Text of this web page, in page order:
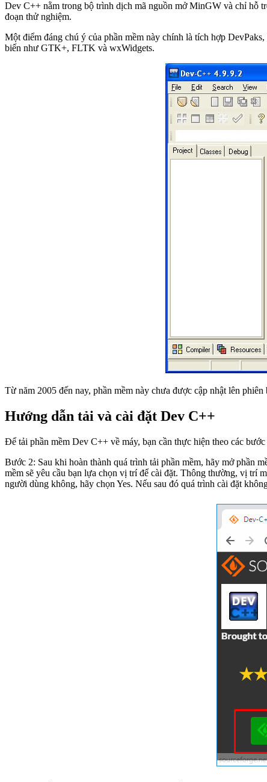
Dev C++ nằm trong bộ trình dịch mã nguồn mở MinGW và chỉ hỗ
đoạn thử nghiệm.
Một điểm đáng chú ý của phần mềm này chính là tích hợp
biến như GTK+, FLTK và wxWidgets.
Từ năm 2005 đến nay, phần mềm này chưa được cập nhật lên
Hướng dẫn tải và cài đặt Dev C++
Để tải phần mềm Dev C++ về máy, bạn cần thực hiện theo các bước
Bước 2: Sau khi hoàn thành quá trình tải phần mềm, hãy mở phần
mềm sẽ yêu cầu bạn lựa chọn vị trí để cài đặt. Thông thường, vị trí
người dùng không, hãy chọn Yes. Nếu sau đó quá trình cài đặt